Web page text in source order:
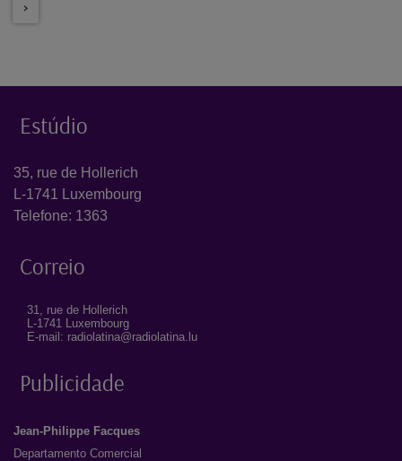
>
Estúdio
35, rue de Hollerich
L-1741 Luxembourg
Telefone: 1363
Correio
31, rue de Hollerich
L-1741 Luxembourg
E-mail: radiolatina@radiolatina.lu
Publicidade
Jean-Philippe Facques
Departamento Comercial